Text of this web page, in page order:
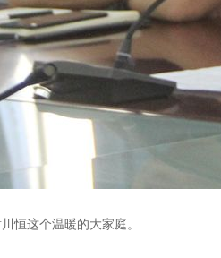
恒这个温暖的大家庭。